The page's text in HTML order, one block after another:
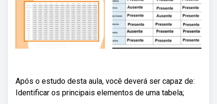
Após o estudo desta aula, você deverá ser capaz de:
Identificar os principais elementos de uma tabela;